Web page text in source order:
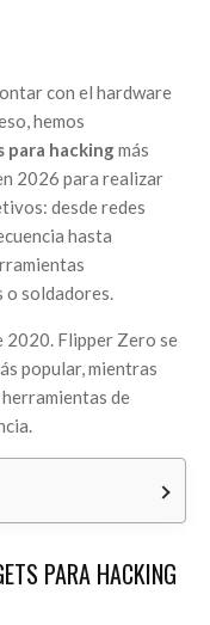
con el hardware
hemos
para hackingmás
2026 para realizar
desde redes
hasta
o soldadores.
2020. Flipper Zero se
popular, mientras
de
PARA HACKING